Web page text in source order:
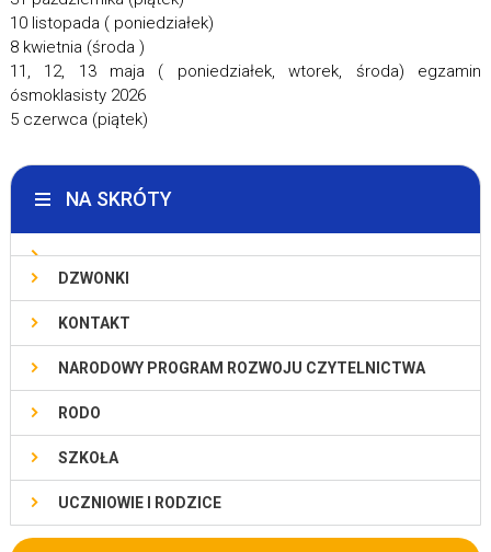
10 listopada ( poniedziałek)
8 kwietnia (środa )
11, 12, 13 maja ( poniedziałek, wtorek, środa) egzamin
ósmoklasisty 2026
5 czerwca (piątek)
NA SKRÓTY
DZWONKI
KONTAKT
NARODOWY PROGRAM ROZWOJU CZYTELNICTWA
RODO
SZKOŁA
UCZNIOWIE I RODZICE